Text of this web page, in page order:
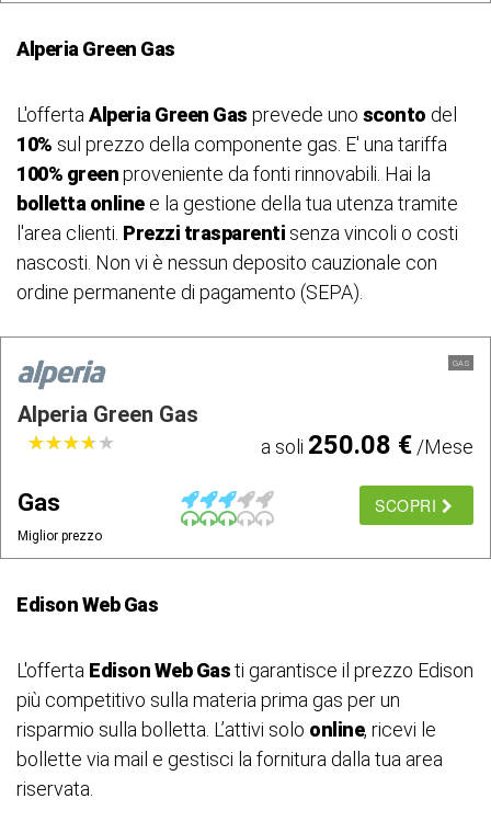
Alperia Green Gas
L'offerta Alperia Green Gas prevede uno sconto del
10% sul prezzo della componente gas. E' una tariffa
100% greenproveniente da fonti rinnovabili. Hai la
bolletta onlinee la gestione della tua utenza tramite
l'area clienti. Prezzi trasparenti senza vincoli o costi
nascosti. Non vi è nessun deposito cauzionale con
ordine permanente di pagamento (SEPA).
GAS
Alperia Green Gas
★★★★★
★★★★★ a soli 250.08 €/Mese
Gas
Miglior prezzo
SCOPRI
Edison Web Gas
L'offerta Edison Web Gasti garantisce il prezzo Edison
più competitivo sulla materia prima gas per un
risparmio sulla bolletta. L’attivi solo online, ricevi le
bollette via mail e gestisci la fornitura dalla tua area
riservata.